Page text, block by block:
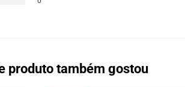
produto também gostou